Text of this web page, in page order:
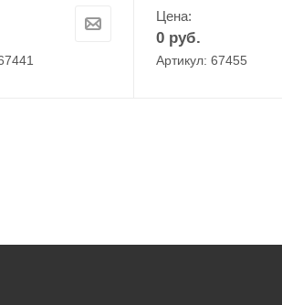
Цена:
0 руб.
Артикул: 67455